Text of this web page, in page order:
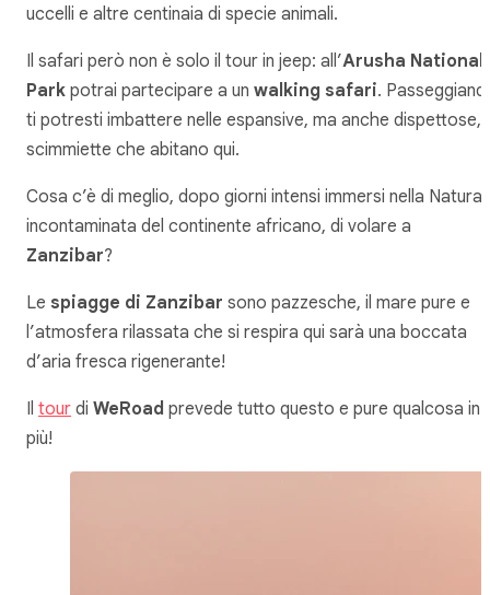
uccelli e altre centinaia di specie animali.
Il safari però non è solo il tour in jeep: all’Arusha National
Park potrai partecipare a un walking safari.
ti potresti imbattere nelle espansive, ma anche dispettose,
scimmiette che abitano qui.
Cosa c’è di meglio, dopo giorni intensi immersi nella Natura
incontaminata del continente africano, di volare a
Zanzibar?
Le spiagge di Zanzibar sono pazzesche, il mare pure e
l’atmosfera rilassata che si respira qui sarà una boccata
d’aria fresca rigenerante!
Il tour di WeRoad prevede tutto questo e pure qualcosa in
più!